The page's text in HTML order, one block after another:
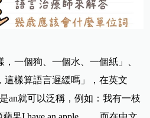
，一個狗、一個水、一個紙」、
這樣算語言遲緩嗎」​，在英文
an就可以泛稱，例如：我有一枝